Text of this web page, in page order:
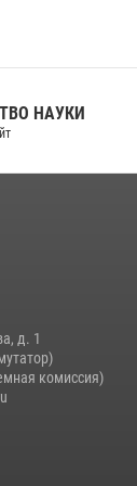
НАУКИ
д. 1
комиссия)